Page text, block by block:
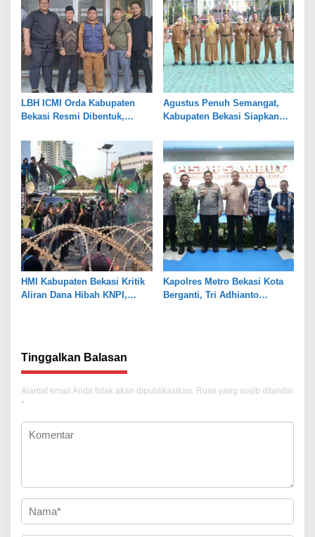
LBH ICMI Orda Kabupaten
Bekasi Resmi Dibentuk,
Pendampingan Hukum
Agustus Penuh Semangat,
Kabupaten Bekasi Siapkan
Hari Besar
HMI Kabupaten Bekasi Kritik
Aliran Dana Hibah KNPI,
Kapolres Metro Bekasi Kota
Berganti, Tri Adhianto
Tinggalkan Balasan
Alamat email Anda tidak akan dipublikasikan. Ruas yang wajib ditandai
*